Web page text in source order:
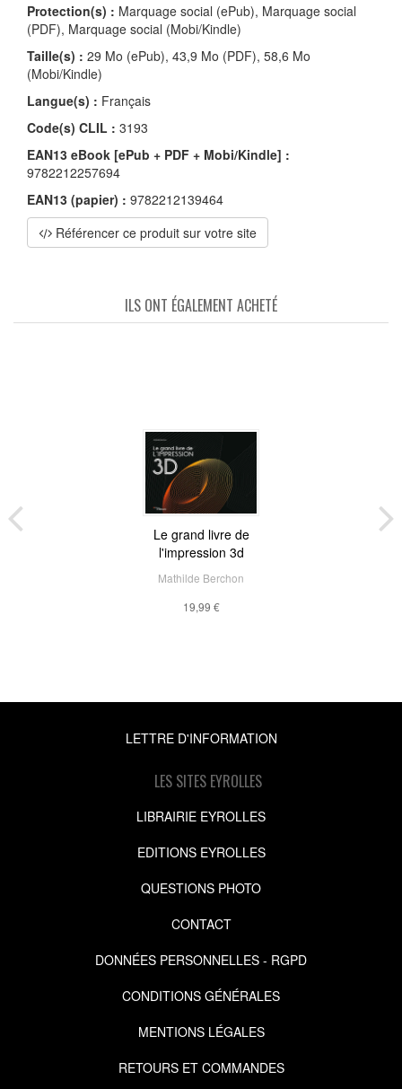
Protection(s) : Marquage social (ePub), Marquage social
(PDF), Marquage social (Mobi/Kindle)
Taille(s) : 29 Mo (ePub), 43,9 Mo (PDF), 58,6 Mo
(Mobi/Kindle)
Langue(s) : Français
Code(s) CLIL : 3193
EAN13 eBook [ePub + PDF + Mobi/Kindle] :
9782212257694
EAN13 (papier) : 9782212139464
Référencer ce produit sur votre site
ILS ONT ÉGALEMENT ACHETÉ
Le grand livre de
l'impression 3d
Mathilde Berchon
19,99 €
LETTRE D'INFORMATION
LES SITES EYROLLES
LIBRAIRIE EYROLLES
EDITIONS EYROLLES
QUESTIONS PHOTO
CONTACT
DONNÉES PERSONNELLES - RGPD
CONDITIONS GÉNÉRALES
MENTIONS LÉGALES
RETOURS ET COMMANDES